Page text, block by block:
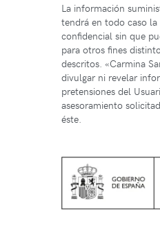
La información
tendrá en todo caso
confidencial sin que
para otros fines
descritos. «Carmina
divulgar ni revelar
pretensiones del
asesoramiento
éste.